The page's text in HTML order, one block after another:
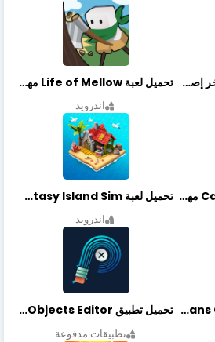
تحميل تطبيق FilmPlus أخر إصدار تحميل لعبة Life of Mellow مهكرة أخر إصدار
اندرويد
تحميل لعبة Casting Away مهكرة أخر إصدار تحميل لعبة Fantasy Island Sim مهكرة أخر إصدار
اندرويد
تحميل لعبة Gangstar New Orleans OpenWorld مهكرة أخر إصدار تحميل تطبيق Retouch Remove Objects Editor مهكرة اخر إصدار
تطبيقات مدفوعة